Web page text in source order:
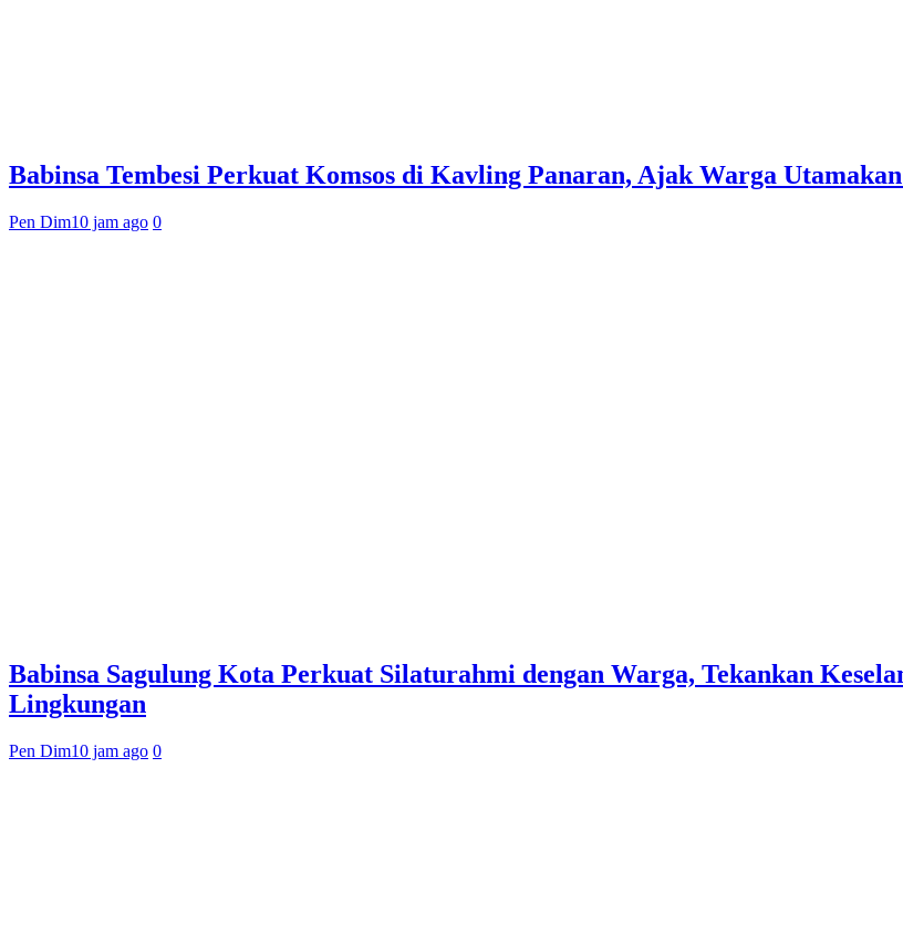
Babinsa Tembesi Perkuat Komsos di Kavling Panaran, Ajak Warga
Pen Dim10 jam ago 0
Babinsa Sagulung Kota Perkuat Silaturahmi dengan Warga, Tekankan
Lingkungan
Pen Dim10 jam ago 0